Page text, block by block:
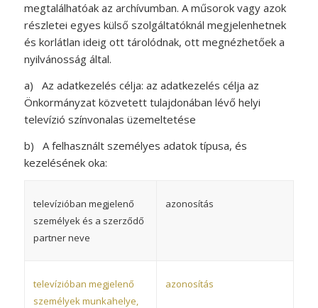
megtalálhatóak az archívumban. A műsorok vagy azok
részletei egyes külső szolgáltatóknál megjelenhetnek
és korlátlan ideig ott tárolódnak, ott megnézhetőek a
nyilvánosság által.
a)
Az adatkezelés célja: az adatkezelés célja az
Önkormányzat közvetett tulajdonában lévő helyi
televízió színvonalas üzemeltetése
b)
A felhasznált személyes adatok típusa, és
kezelésének oka:
televízióban megjelenő
személyek és a szerződő
partner neve
azonosítás
televízióban megjelenő
személyek munkahelye,
azonosítás